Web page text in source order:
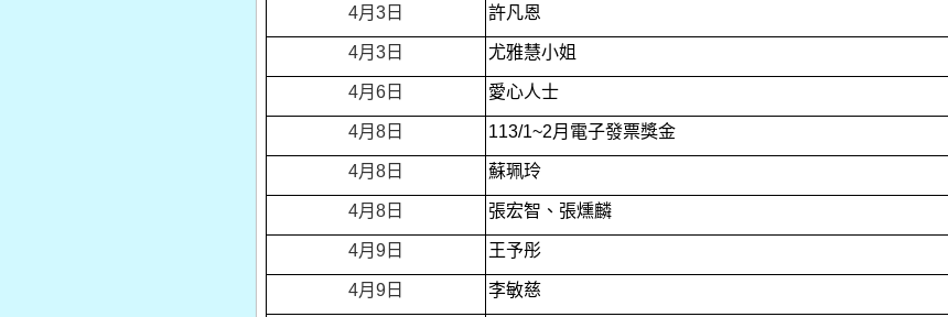
4月3日 許凡恩
4月3日 尤雅慧小姐
4月6日 愛心人士
4月8日 113/1~2月電子發票獎金
4月8日 蘇珮玲
4月8日 張宏智、張燻麟
4月9日 王予彤
4月9日 李敏慈